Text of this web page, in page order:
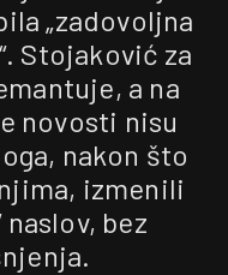
„zadovoljna
Stojaković za
a na
novosti nisu
nakon što
izmenili
bez